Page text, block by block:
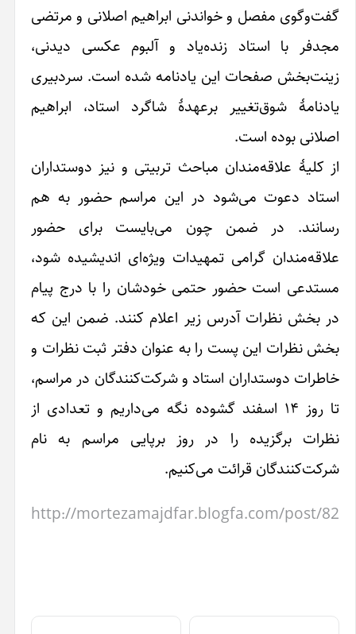
اصلانی و مرتضی
آلبوم عکسی دیدنی،
شده است. سردبیری
استاد، ابراهیم
و نیز دوستداران
مراسم حضور به هم
برای حضور
اندیشیده شود،
را با درج پیام
کنند. ضمن این که
دفتر ثبت نظرات و
در مراسم،
می‌داریم و تعدادی از
مراسم به نام
http://